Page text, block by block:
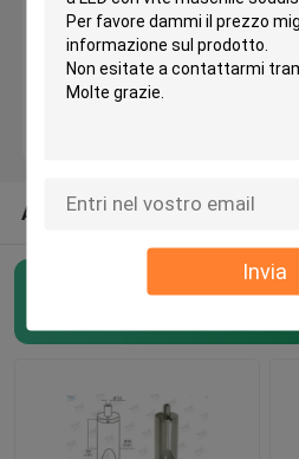
Invia
Pinza di presa d'ottone del
Pinza di presa di ciclaggio
Sistema d'attaccatura del
Corredo d'attaccatura
ALTRE CATEGORIE DAGLI
Pinze di presa del cavo